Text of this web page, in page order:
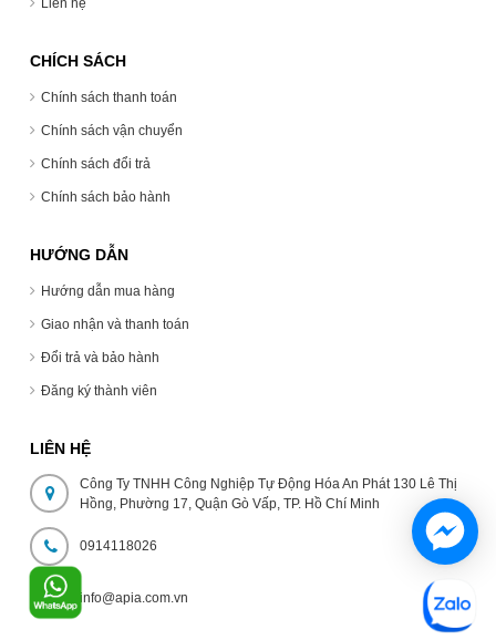
Liên hệ
CHÍCH SÁCH
Chính sách thanh toán
Chính sách vận chuyển
Chính sách đổi trả
Chính sách bảo hành
HƯỚNG DẪN
Hướng dẫn mua hàng
Giao nhận và thanh toán
Đổi trả và bảo hành
Đăng ký thành viên
LIÊN HỆ
Công Ty TNHH Công Nghiệp Tự Động Hóa An Phát 130 Lê Thị
Hồng, Phường 17, Quận Gò Vấp, TP. Hồ Chí Minh
0914118026
info@apia.com.vn